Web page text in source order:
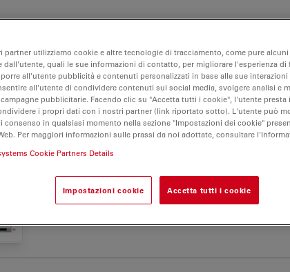
B
APPLICATIVE
partner utilizziamo cookie e altre tecnologie di tracciamento, come pure
dall'utente, quali le sue informazioni di contatto, per migliorare l'esperienza di
all'utente pubblicità e contenuti personalizzati in base alle sue
all'utente di condividere contenuti sui social media, svolgere analisi e
pubblicitarie. Facendo clic su "Accetta tutti i cookie", l'utente presta
i propri dati con i nostri partner (link riportato sotto). L'utente può
consenso in qualsiasi momento nella sezione "Impostazioni dei cookie"
Per maggiori informazioni sulle prassi da noi adottate, consultare
Cookie Partners Details
Impostazioni cookie Accetta tutti i cookie